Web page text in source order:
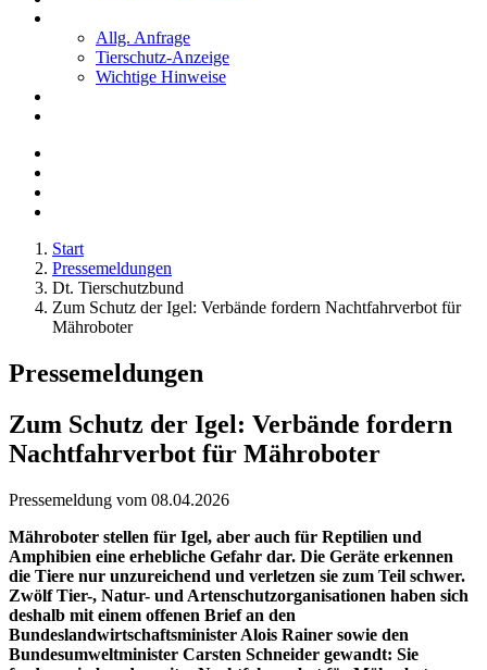
Allg. Anfrage
Tierschutz-Anzeige
Wichtige Hinweise
Start
Pressemeldungen
Dt. Tierschutzbund
Zum Schutz der Igel: Verbände fordern Nachtfahrverbot für
Mähroboter
Pressemeldungen
Zum Schutz der Igel: Verbände fordern
Nachtfahrverbot für Mähroboter
Pressemeldung vom 08.04.2026
Mähroboter stellen für Igel, aber auch für Reptilien und
Amphibien eine erhebliche Gefahr dar. Die Geräte erkennen
die Tiere nur unzureichend und verletzen sie zum Teil schwer.
Zwölf Tier-, Natur- und Artenschutzorganisationen haben sich
deshalb mit einem offenen Brief an den
Bundeslandwirtschaftsminister Alois Rainer sowie den
Bundesumweltminister Carsten Schneider gewandt: Sie